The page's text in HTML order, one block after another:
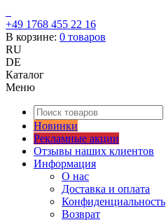
+49 1768 455 22 16
В корзине: 0 товаров
RU
DE
Каталог
Меню
Новинки
Рекламные акции
Отзывы наших клиентов
Информация
О нас
Доставка и оплата
Конфиденциальность
Возврат